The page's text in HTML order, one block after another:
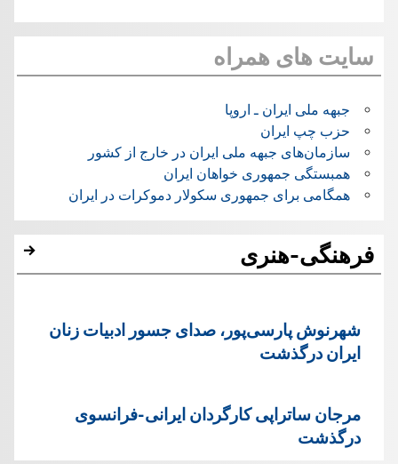
سایت های همراه
جبهه ملی ایران ـ اروپا
حزب چپ ایران
سازمان‌های جبهه ملی ایران در خارج از کشور
همبستگی جمهوری خواهان ایران
همگامی برای جمهوری سکولار دموکرات در ایران
فرهنگی-هنری
شهرنوش پارسی‌پور، صدای جسور ادبیات زنان
ایران درگذشت
مرجان ساتراپی کارگردان ایرانی-فرانسوی
درگذشت